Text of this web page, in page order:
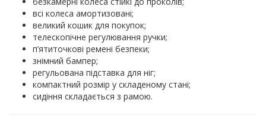
всі колеса амортизовані;
великий кошик для покупок;
телескопічне регулювання ручки;
п’ятиточкові ремені безпеки;
знімний бампер;
регульована підставка для ніг;
компактний розмір у складеному стані;
сидіння складається з рамою.